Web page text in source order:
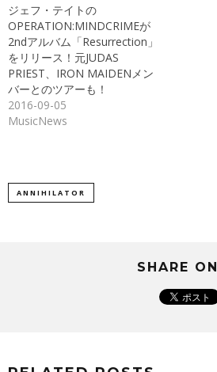
ン
ド
ウ
で
開
き
ま
す)
ジェフ・テイトの
OPERATION:MINDCRIMEが
2ndアルバム「Resurrection」
をリリース！元JUDAS
PRIEST、IRON MAIDENメン
バーとのツアーも！
2016-09-05
MusicNews
ANNIHILATOR
SHARE ON